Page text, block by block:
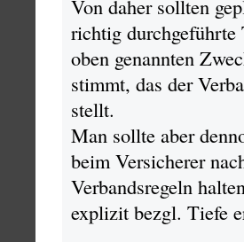
Von daher sollten
richtig
oben genannten
stimmt, das der
stellt.
Man sollte aber
beim Versicherer
Verbandsregeln
explizit bezgl. Tiefe